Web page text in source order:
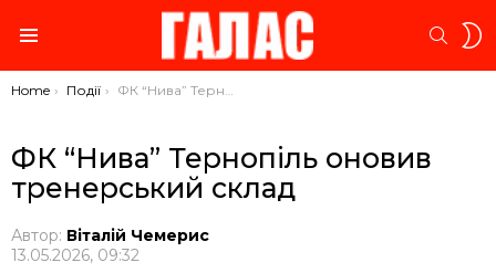
You are here:
Home Події ФК “Нива” Тернопіль оновив тренерський склад
ФК “Нива” Тернопіль оновив
тренерський склад
Автор: Віталій Чемерис
13.05.2026, 09:32